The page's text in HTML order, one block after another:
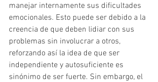
manejar internamente sus dificultades
emocionales. Esto puede ser debido a la
creencia de que deben lidiar con sus
problemas sin involucrar a otros,
reforzando así la idea de que ser
independiente y autosuficiente es
sinónimo de ser fuerte. Sin embargo, el